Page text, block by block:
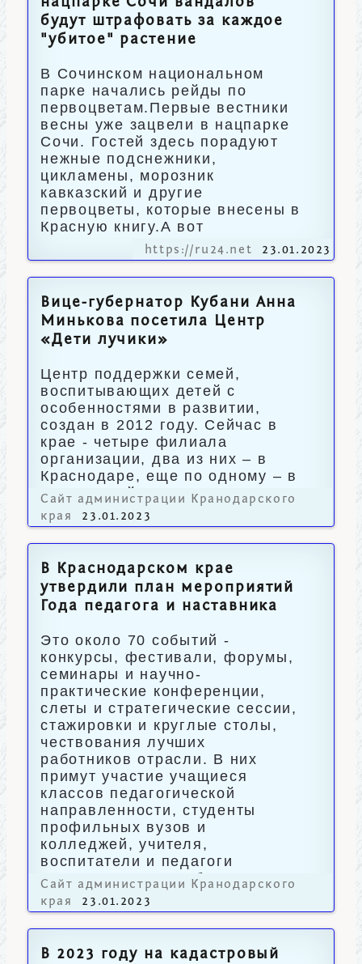
будут штрафовать за каждое
"убитое" растение
В Сочинском национальном
парке начались рейды по
первоцветам.Первые вестники
весны уже зацвели в нацпарке
Сочи. Гостей здесь порадуют
нежные подснежники,
цикламены, морозник
кавказский и другие
первоцветы, которые внесены в
Красную книгу.А вот
https://ru24.net 23.01.2023
Вице-губернатор Кубани Анна
Минькова посетила Центр
«Дети лучики»
Центр поддержки семей,
воспитывающих детей с
особенностями в развитии,
создан в 2012 году. Сейчас в
крае - четыре филиала
организации, два из них – в
Краснодаре, еще по одному – в
Новороссийске и Туапсе.
Сайт администрации Кранодарского
края
23.01.2023
В Краснодарском крае
утвердили план мероприятий
Года педагога и наставника
Это около 70 событий -
конкурсы, фестивали, форумы,
семинары и научно-
практические конференции,
слеты и стратегические сессии,
стажировки и круглые столы,
чествования лучших
работников отрасли. В них
примут участие учащиеся
классов педагогической
направленности, студенты
профильных вузов и
колледжей, учителя,
воспитатели и педагоги
дополнительного образования.
Сайт администрации Кранодарского
края
23.01.2023
В 2023 году на кадастровый